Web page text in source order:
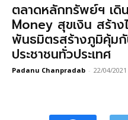
ตลาดหลักทรัพย์ฯ เดิ
Money สุขเงิน สร้า
พันธมิตรสร้างภูมิคุ้มกั
ประชาชนทั่วประเทศ
Padanu Chanpradab - 22/04/2021